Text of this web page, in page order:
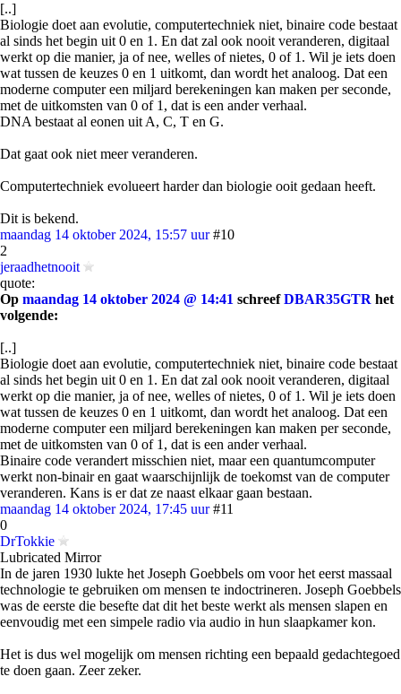
[..]
Biologie doet aan evolutie, computertechniek niet, binaire code bestaat
al sinds het begin uit 0 en 1. En dat zal ook nooit veranderen, digitaal
werkt op die manier, ja of nee, welles of nietes, 0 of 1. Wil je iets doen
wat tussen de keuzes 0 en 1 uitkomt, dan wordt het analoog. Dat een
moderne computer een miljard berekeningen kan maken per seconde,
met de uitkomsten van 0 of 1, dat is een ander verhaal.
DNA bestaat al eonen uit A, C, T en G.
Dat gaat ook niet meer veranderen.
Computertechniek evolueert harder dan biologie ooit gedaan heeft.
Dit is bekend.
maandag 14 oktober 2024, 15:57 uur #10
2
jeraadhetnooit
quote:
Op maandag 14 oktober 2024 @ 14:41 schreefDBAR35GTR het
volgende:
[..]
Biologie doet aan evolutie, computertechniek niet, binaire code bestaat
al sinds het begin uit 0 en 1. En dat zal ook nooit veranderen, digitaal
werkt op die manier, ja of nee, welles of nietes, 0 of 1. Wil je iets doen
wat tussen de keuzes 0 en 1 uitkomt, dan wordt het analoog. Dat een
moderne computer een miljard berekeningen kan maken per seconde,
met de uitkomsten van 0 of 1, dat is een ander verhaal.
Binaire code verandert misschien niet, maar een quantumcomputer
werkt non-binair en gaat waarschijnlijk de toekomst van de computer
veranderen. Kans is er dat ze naast elkaar gaan bestaan.
maandag 14 oktober 2024, 17:45 uur #11
0
DrTokkie
Lubricated Mirror
In de jaren 1930 lukte het Joseph Goebbels om voor het eerst massaal
technologie te gebruiken om mensen te indoctrineren. Joseph Goebbels
was de eerste die besefte dat dit het beste werkt als mensen slapen en
eenvoudig met een simpele radio via audio in hun slaapkamer kon.
Het is dus wel mogelijk om mensen richting een bepaald gedachtegoed
te doen gaan. Zeer zeker.